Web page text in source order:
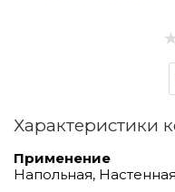
Характеристики
Применение
Напольная, Настенная